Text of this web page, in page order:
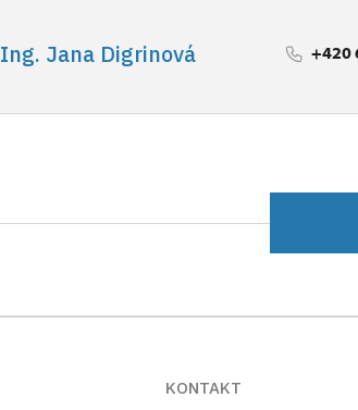
Ing. Jana Digrinová +420
KONTAKT